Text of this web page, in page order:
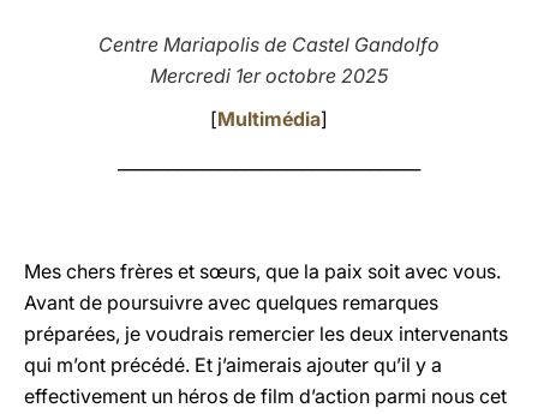
Centre Mariapolis de Castel Gandolfo
Mercredi 1er octobre 2025
[Multimédia]
Mes chers frères et sœurs, que la paix soit avec vous.
Avant de poursuivre avec quelques remarques
préparées, je voudrais remercier les deux intervenants
qui m’ont précédé. Et j’aimerais ajouter qu’il y a
effectivement un héros de film d’action parmi nous cet